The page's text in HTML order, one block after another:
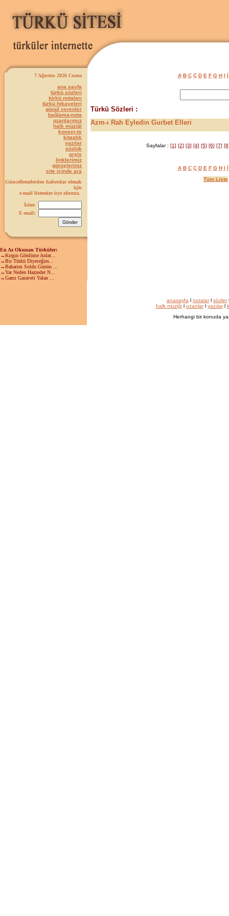
7 Ağustos 2026 Cuma
ana sayfa
türkü sözleri
türkü notaları
türkü hikayeleri
gönül verenler
bağlama-nota
ozanlarımız
halk müziği
konser-tv
kitaplık
yazılar
sözlük
arşiv
linklerimiz
görüşleriniz
site içinde ara
Güncellemelerden haberdar olmak
için
e-mail listemize üye olunuz.
İsim:
E-mail:
En Az Okunan Türküler:
→Kırgın Gönlüme Anlat...
→Bir Türkü Diyeceğim...
→Baharım Soldu Günün ...
→Yar Neden Hazzeder N...
→Gamı Gasaveti Yalan ...
A B C Ç D E F G H I İ
Türkü Sözleri :
Azm-ı Rah Eyledin Gurbet Elleri
Sayfalar : [1] [2] [3] [4] [5] [6] [7]
A B C Ç D E F G H I İ
Tüm Liste
anasayfa l notalarl sözler
halk müziğil ozanlarl yazılarl
Herhangi bir konuda